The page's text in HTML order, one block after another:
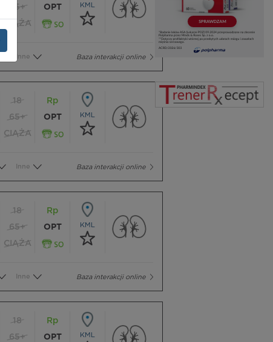
65+
CIĄŻA
OPT
KML
Baza interakcji online
Inne
18
65+
CIĄŻA
Rp
OPT
KML
Baza interakcji online
Inne
18
65+
CIĄŻA
Rp
OPT
KML
Baza interakcji online
Inne
18
65+
Rp
OPT
KML